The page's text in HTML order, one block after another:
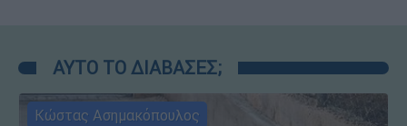
ΑΥΤΟ ΤΟ ΔΙΑΒΑΣΕΣ;
Κώστας Ασημακόπουλος